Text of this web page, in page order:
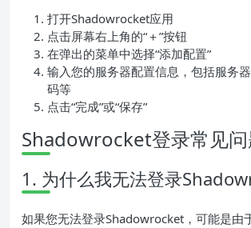
打开Shadowrocket应用
点击屏幕右上角的“＋”按钮
在弹出的菜单中选择“添加配置”
输入您的服务器配置信息，包括服务
码等
点击“完成”或“保存”
Shadowrocket登录常见问
1. 为什么我无法登录
如果您无法登录Shadowrocket，可能是由